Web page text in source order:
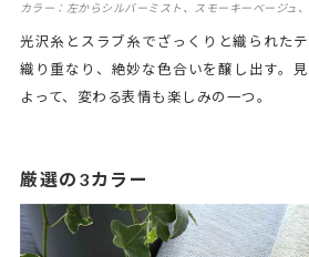
カラー：左からシルバーミスト、スモーキーベージュ
光沢糸とスラブ糸でざっくりと織られた
織り重なり、絶妙な色合いを醸し出す。
よって、変わる表情も楽しみの一つ。
厳選の3カラー